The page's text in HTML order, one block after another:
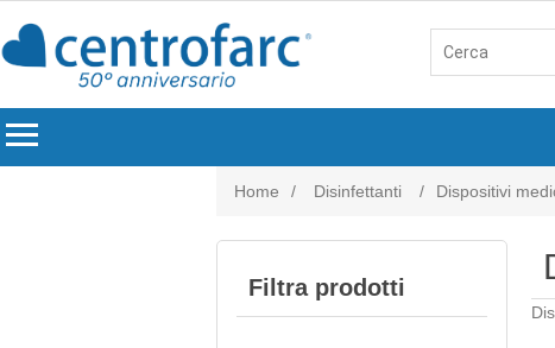
menu
Home / Disinfettanti / Dispositivi
Filtra prodotti